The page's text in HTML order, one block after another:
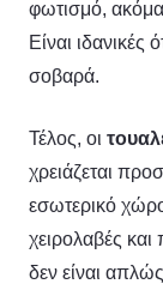
φωτισμό,
Είναι ιδανικές
σοβαρά.
Τέλος, οι
χρειάζεται
εσωτερικό
χειρολαβές
δεν είναι